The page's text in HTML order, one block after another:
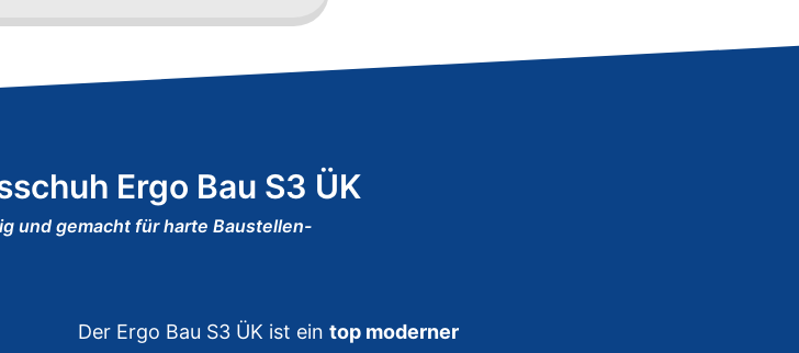
Ergo Bau S3 ÜK
und gemacht für harte Baustellen-
Der Ergo Bau S3 ÜK ist ein top moderner